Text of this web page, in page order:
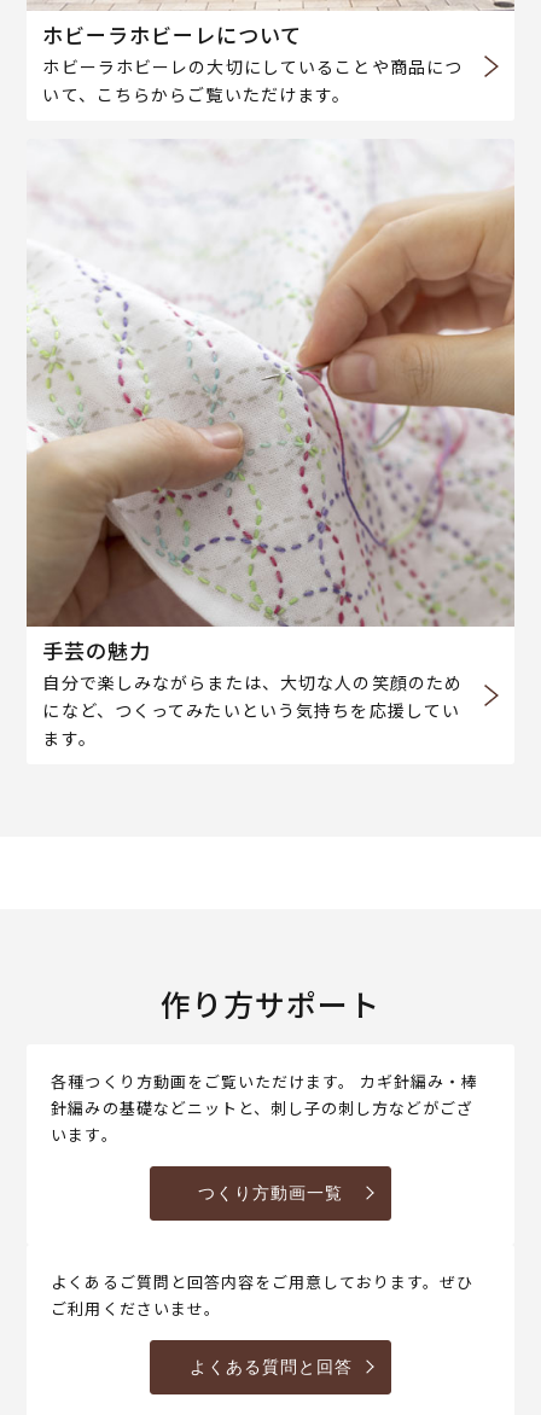
ホビーラホビーレについて
ホビーラホビーレの大切にしていることや商品につ
いて、こちらからご覧いただけます。
手芸の魅力
自分で楽しみながらまたは、大切な人の笑顔のため
になど、つくってみたいという気持ちを応援してい
ます。
作り方サポート
各種つくり方動画をご覧いただけます。 カギ針編み・棒
針編みの基礎などニットと、刺し子の刺し方などがござ
います。
つくり方動画一覧
よくあるご質問と回答内容をご用意しております。ぜひ
ご利用くださいませ。
よくある質問と回答